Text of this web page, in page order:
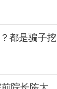
都是骗子挖